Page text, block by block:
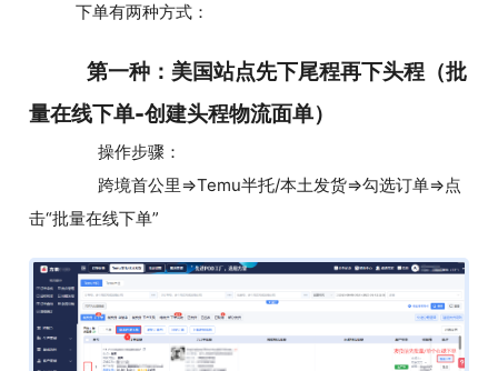
下单有两种方式：
第一种：美国站点先下尾程再下头程（批
量在线下单-创建头程物流面单）
操作步骤：
跨境首公里=>Temu半托/本土发货=>勾选订单=>点
击“批量在线下单”